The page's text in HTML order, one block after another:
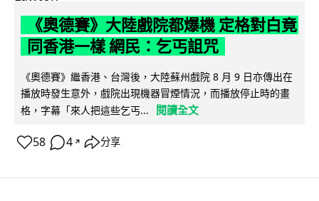
《奧德賽》大陸戲院都爆機 定格對白竟
同香港一樣 網民：乞丐詛咒
《奧德賽》繼香港、台灣後，大陸蘇州戲院 8 月 9 日亦傳出在
播放時發生意外，戲院出現機器冒煙情況，而播放停止時的畫
格，字幕「來人把這些乞丐...
閱讀全文
58 4 ↗ 分享